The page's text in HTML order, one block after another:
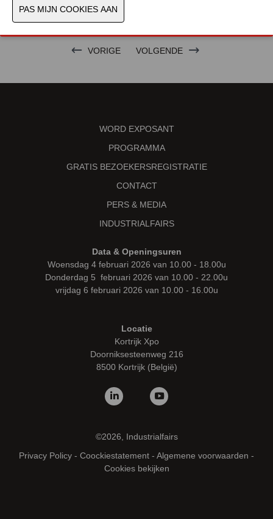
MERK
VORIGE VOLGENDE
WORD EXPOSANT
PROGRAMMA
GRATIS BEZOEKERSREGISTRATIE
CONTACT
PERS & MEDIA
INDUSTRIALFAIRS
Data & Openingsuren
Woensdag 4 februari 2026 van 10.00 - 18.00u
Donderdag 5 februari 2026 van 10.00 - 22.00u
vrijdag 6 februari 2026 van 10.00 - 16.00u
Locatie
Kortrijk Xpo
Doorniksesteenweg 216
8500 Kortrijk (België)
©2026, Industrialfairs
Privacy Policy - Coockiestatement - Algemene voorwaarden -
Cookies bekijken